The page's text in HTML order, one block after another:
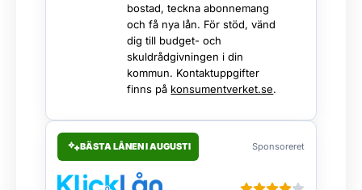
bostad, teckna abonnemang
och få nya lån. För stöd, vänd
dig till budget- och
skuldrådgivningen i din
kommun. Kontaktuppgifter
finns på konsumentverket.se.
BÄSTA LÅNEN I AUGUSTI Sponsoreret